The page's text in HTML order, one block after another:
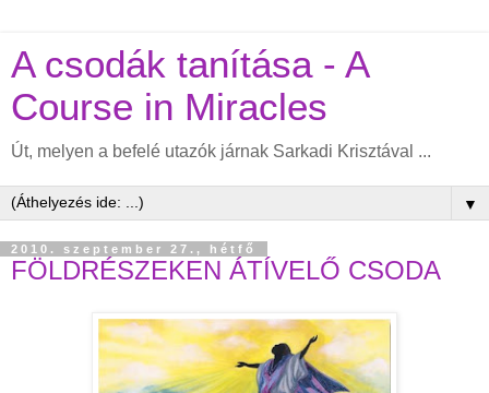
A csodák tanítása - A
Course in Miracles
Út, melyen a befelé utazók járnak Sarkadi Krisztával ...
▼
2010. szeptember 27., hétfő
FÖLDRÉSZEKEN ÁTÍVELŐ CSODA